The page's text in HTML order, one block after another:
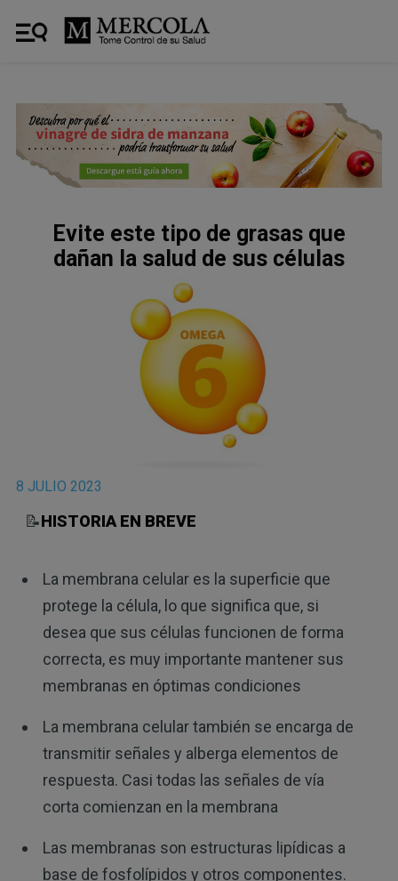
Evite este tipo de grasas que
dañan la salud de sus células
8 JULIO 2023
📝HISTORIA EN BREVE
La membrana celular es la superficie que
protege la célula, lo que significa que, si
desea que sus células funcionen de forma
correcta, es muy importante mantener sus
membranas en óptimas condiciones
La membrana celular también se encarga de
transmitir señales y alberga elementos de
respuesta. Casi todas las señales de vía
corta comienzan en la membrana
Las membranas son estructuras lipídicas a
base de fosfolípidos y otros componentes.